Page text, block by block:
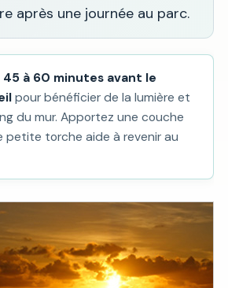
après une journée au parc.
à 60 minutes avant le
pour bénéficier de la lumière et
du mur. Apportez une couche
petite torche aide à revenir au